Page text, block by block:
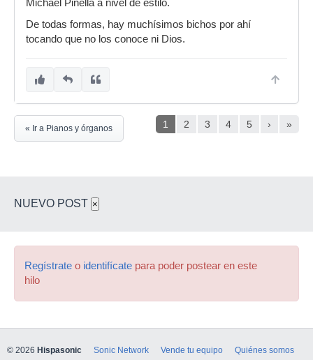
Michael Pinella a nivel de estilo.
De todas formas, hay muchísimos bichos por ahí
tocando que no los conoce ni Dios.
1 2 3 4 5 › »
« Ir a Pianos y órganos
NUEVO POST ×
Regístrate o identifícate para poder postear en este
hilo
© 2026 Hispasonic Sonic Network Vende tu equipo Quiénes somos